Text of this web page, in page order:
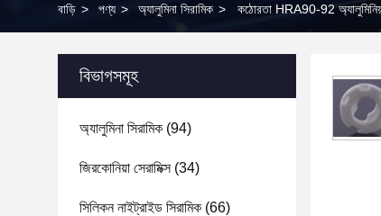
বাড়ি > পণ্য > অ্যালুমিনা সিরামিক > কঠোরতা HRA90-92
বিভাগসমূহ
অ্যালুমিনা সিরামিক (94)
জিরকোনিয়া সেরামিক্স(34)
সিলিকন নাইট্রাইড সিরামিক (66)